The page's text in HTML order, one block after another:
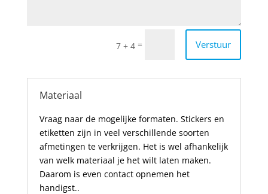
7 + 4 = Verstuur
Materiaal
Vraag naar de mogelijke formaten. Stickers en
etiketten zijn in veel verschillende soorten
afmetingen te verkrijgen. Het is wel afhankelijk
van welk materiaal je het wilt laten maken.
Daarom is even contact opnemen het
handigst..